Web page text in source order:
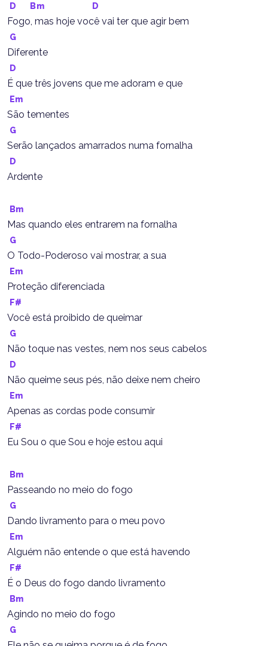
D Bm D
Fogo, mas hoje você vai ter que agir bem
G
Diferente
D
É que três jovens que me adoram e que
Em
São tementes
G
Serão lançados amarrados numa fornalha
D
Ardente
Bm
Mas quando eles entrarem na fornalha
G
O Todo-Poderoso vai mostrar, a sua
Em
Proteção diferenciada
F#
Você está proibido de queimar
G
Não toque nas vestes, nem nos seus cabelos
D
Não queime seus pés, não deixe nem cheiro
Em
Apenas as cordas pode consumir
F#
Eu Sou o que Sou e hoje estou aqui
Bm
Passeando no meio do fogo
G
Dando livramento para o meu povo
Em
Alguém não entende o que está havendo
F#
É o Deus do fogo dando livramento
Bm
Agindo no meio do fogo
G